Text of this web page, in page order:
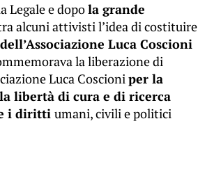
Legale e dopola grande
alcuni attivisti l’idea di costituire
Luca Coscioni
la liberazione di
Luca Coscioniper la
libertà di cura e di ricerca
i diritti umani, civili e politici